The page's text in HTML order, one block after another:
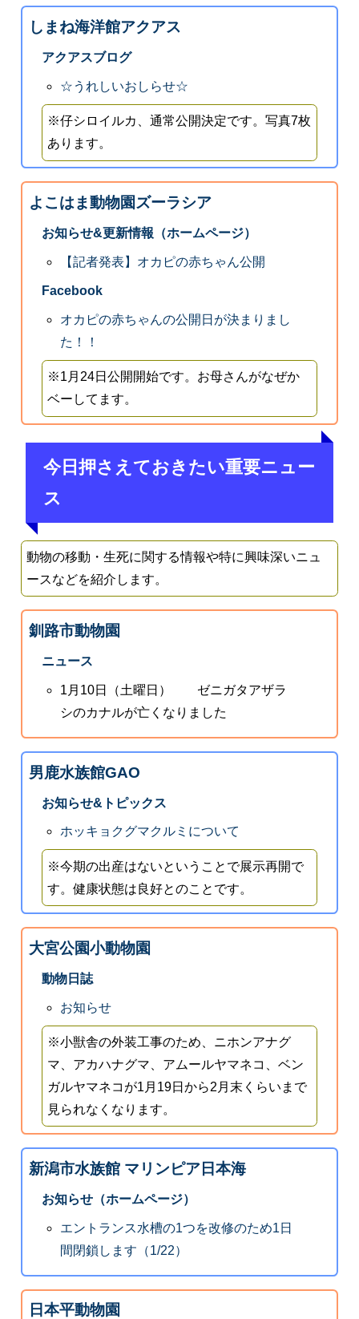
しまね海洋館アクアス
アクアスブログ
☆うれしいおしらせ☆
※仔シロイルカ、通常公開決定です。写真7枚
あります。
よこはま動物園ズーラシア
お知らせ&更新情報（ホームページ）
【記者発表】オカピの赤ちゃん公開
Facebook
オカピの赤ちゃんの公開日が決まりまし
た！！
※1月24日公開開始です。お母さんがなぜか
ベーしてます。
今日押さえておきたい重要ニュー
ス
動物の移動・生死に関する情報や特に興味深いニュ
ースなどを紹介します。
釧路市動物園
ニュース
1月10日（土曜日） ゼニガタアザラ
シのカナルが亡くなりました
男鹿水族館GAO
お知らせ&トピックス
ホッキョクグマクルミについて
※今期の出産はないということで展示再開で
す。健康状態は良好とのことです。
大宮公園小動物園
動物日誌
お知らせ
※小獣舎の外装工事のため、ニホンアナグ
マ、アカハナグマ、アムールヤマネコ、ベン
ガルヤマネコが1月19日から2月末くらいまで
見られなくなります。
新潟市水族館 マリンピア日本海
お知らせ（ホームページ）
エントランス水槽の1つを改修のため1日
間閉鎖します（1/22）
日本平動物園